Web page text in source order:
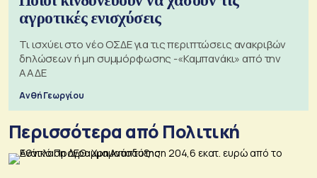
αγροτικές ενισχύσεις
Τι ισχύει στο νέο ΟΣΔΕ για τις περιπτώσεις ανακριβών
δηλώσεων ή μη συμμόρφωσης -«Καμπανάκι» από την
ΑΑΔΕ
Ανθή Γεωργίου
Περισσότερα από Πολιτική